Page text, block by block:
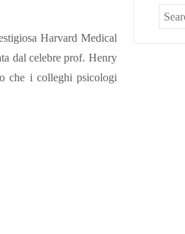
Harvard Medical
dal celebre prof. Henry
che i colleghi psicologi